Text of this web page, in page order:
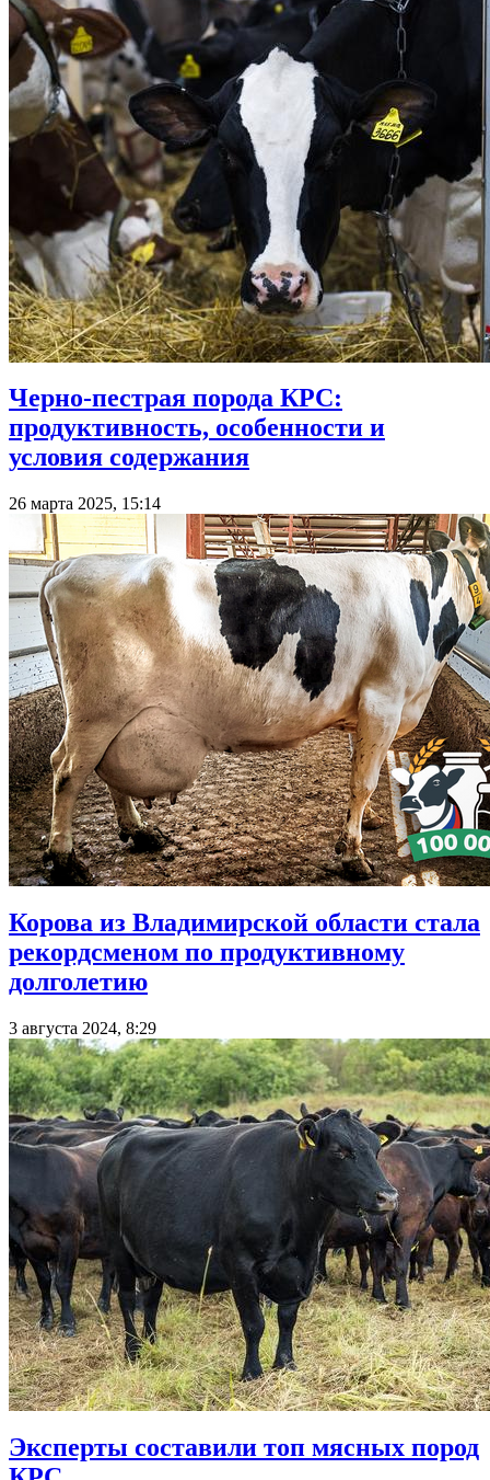
Черно-пестрая порода КРС:
продуктивность, особенности и
условия содержания
26 марта 2025, 15:14
Корова из Владимирской области стала
рекордсменом по продуктивному
долголетию
3 августа 2024, 8:29
Эксперты составили топ мясных пород